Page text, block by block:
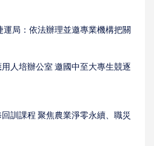
運局：依法辦理並邀專業機構把關
人培辦公室 邀國中至大專生競逐
訓課程 聚焦農業淨零永續、職災